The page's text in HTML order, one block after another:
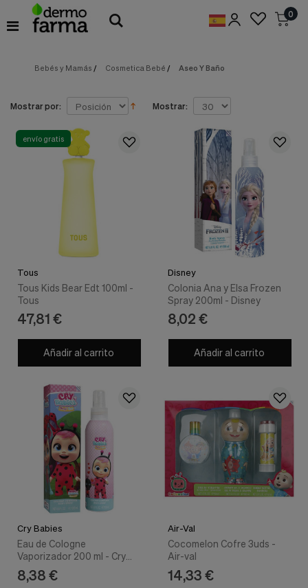
Preferencias
de
Cookies necesarias
esenciales
proveerte
algunas
características
web.
cookies
información,
usuarios
utilizan
0
Bebés y Mamás / Cosmetica Bebé / Aseo Y Baño
Mostrar por: Mostrar:
envío gratis
Tous
Tous Kids Bear Edt 100ml -
Tous
47,81 €
Añadir al carrito
Disney
Colonia Ana y Elsa Frozen
Spray 200ml - Disney
8,02 €
Añadir al carrito
Cry Babies
Eau de Cologne
Vaporizador 200 ml - Cry
Babies
8,38 €
Air-Val
Cocomelon Cofre 3uds -
Air-val
14,33 €